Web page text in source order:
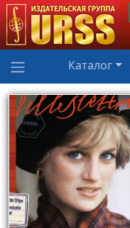
Каталог